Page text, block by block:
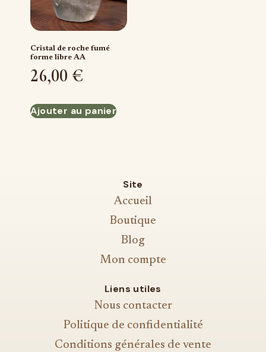
Cristal de roche fumé
forme libre AA
26,00 €
Ajouter au panier
Site
Accueil
Boutique
Blog
Mon compte
Liens utiles
Nous contacter
Politique de confidentialité
Conditions générales de vente